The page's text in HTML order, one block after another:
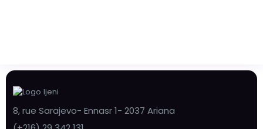
8, rue Sarajevo- Ennasr 1- 2037 Ariana